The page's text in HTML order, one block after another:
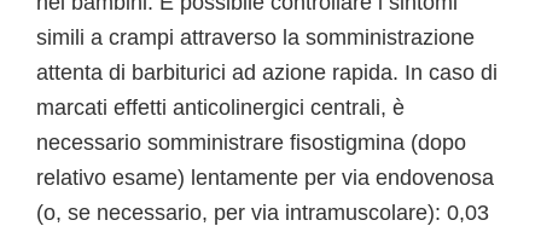
simili a crampi attraverso la somministrazione
attenta di barbiturici ad azione rapida. In caso di
marcati effetti anticolinergici centrali, è
necessario somministrare fisostigmina (dopo
relativo esame) lentamente per via endovenosa
(o, se necessario, per via intramuscolare): 0,03